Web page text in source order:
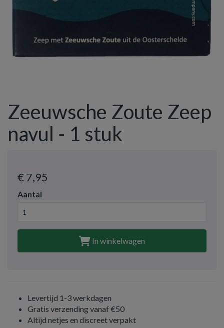
Zeeuwsche Zoute Zeep
navul - 1 stuk
€ 7,95
Aantal
In winkelwagen
Levertijd 1-3 werkdagen
Gratis verzending vanaf €50
Altijd netjes en discreet verpakt